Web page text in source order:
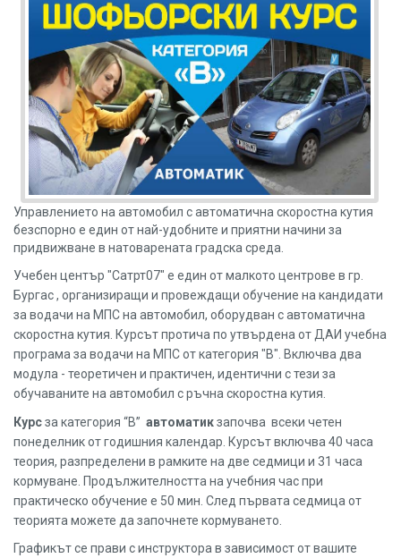
Управлението на автомобил с автоматична скоростна кутия
безспорно е един от най-удобните и приятни начини за
придвижване в натоварената градска среда.
Учебен център "Сатрт07" е един от малкото центрове в гр.
Бургас , организиращи и провеждащи обучение на кандидати
за водачи на МПС на автомобил, оборудван с автоматична
скоростна кутия. Курсът протича по утвърдена от ДАИ учебна
програма за водачи на МПС от категория "В". Включва два
модула - теоретичен и практичен, идентични с тези за
обучаваните на автомобил с ръчна скоростна кутия.
Курсза категория “В” автоматикзапочва всеки четен
понеделник от годишния календар. Курсът включва 40 часа
теория, разпределени в рамките на две седмици и 31 часа
кормуване. Продължителността на учебния час при
практическо обучение е 50 мин. След първата седмица от
теорията можете да започнете кормуването.
Графикът се прави с инструктора в зависимост от вашите